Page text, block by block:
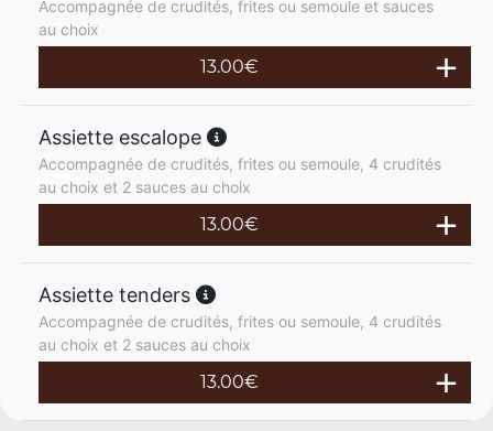
Accompagnée de crudités, frites ou semoule et sauces
au choix
13.00€
Assiette escalope
Accompagnée de crudités, frites ou semoule, 4 crudités
au choix et 2 sauces au choix
13.00€
Assiette tenders
Accompagnée de crudités, frites ou semoule, 4 crudités
au choix et 2 sauces au choix
13.00€